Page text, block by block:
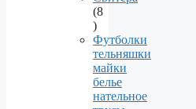
8
8
products
Футболки
тельняшки
майки
белье
нательное